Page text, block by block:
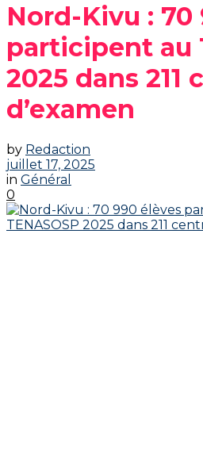
Nord-Kivu : 70
participent au
2025 dans 211
d’examen
by Redaction
juillet 17, 2025
in Général
0